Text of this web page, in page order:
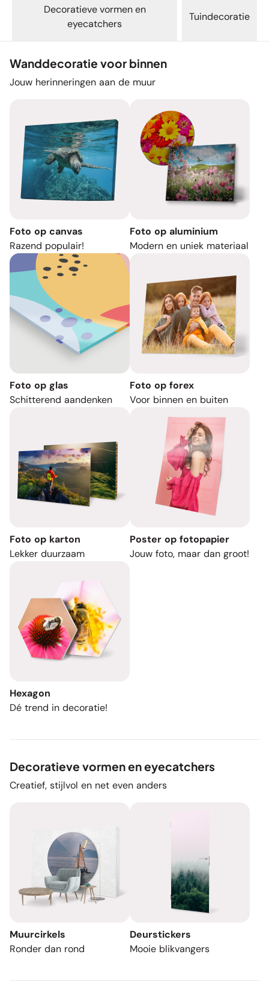
Decoratieve vormen en
eyecatchers
Tuindecoratie
Wanddecoratie voor binnen
Jouw herinneringen aan de muur
Foto op canvas
Razend populair!
Foto op aluminium
Modern en uniek materiaal
Foto op glas
Schitterend aandenken
Foto op forex
Voor binnen en buiten
Foto op karton
Lekker duurzaam
Poster op fotopapier
Jouw foto, maar dan groot!
Hexagon
Dé trend in decoratie!
Decoratieve vormen en eyecatchers
Creatief, stijlvol en net even anders
Muurcirkels
Ronder dan rond
Deurstickers
Mooie blikvangers